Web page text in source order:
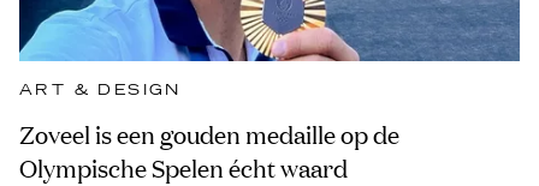
ART & DESIGN
Zoveel is een gouden medaille op de
Olympische Spelen écht waard